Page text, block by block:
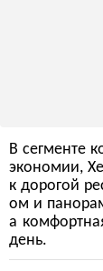
В сегменте
экономии,
к дорогой
ом и
а
день.